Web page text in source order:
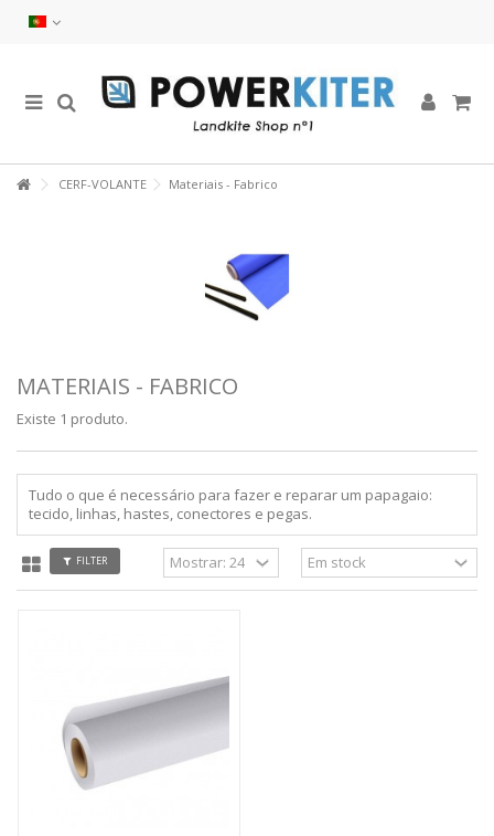
CERF-VOLANTE Materiais - Fabrico
MATERIAIS - FABRICO
Existe 1 produto.
Tudo o que é necessário para fazer e reparar um papagaio:
tecido, linhas, hastes, conectores e pegas.
FILTER